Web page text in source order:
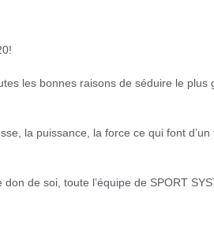
les bonnes raisons de séduire le plus
la puissance, la force ce qui font d’un
de soi, toute l’équipe de SPORT